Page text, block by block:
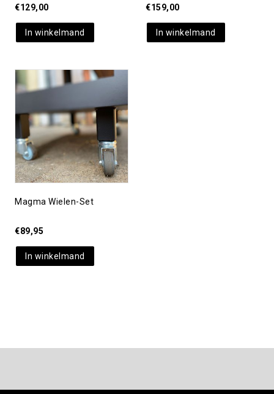
€129,00
In winkelmand
€159,00
In winkelmand
Magma Wielen-Set
€89,95
In winkelmand